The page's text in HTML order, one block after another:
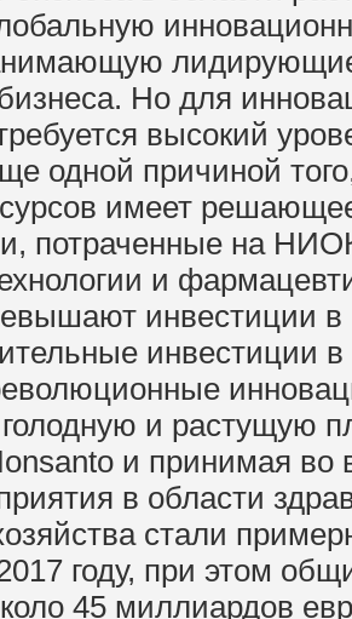
Но для
высокий
одной причиной
имеет
потраченные на
и
инвестиции в
инвестиции
и растущую
и принимая
в области
стали
году, при этом
45 миллиардов